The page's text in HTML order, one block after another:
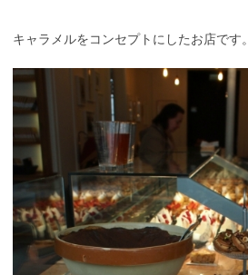
キャラメルをコンセプトにしたお店です。